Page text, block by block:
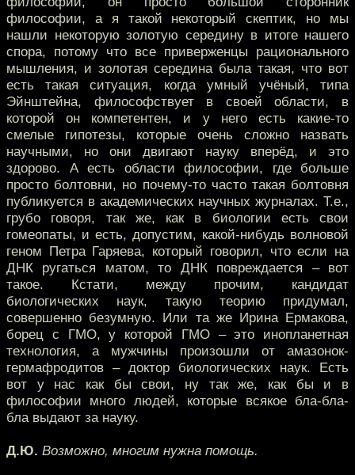
философии, а я такой некоторый скептик, но мы
нашли некоторую золотую середину в итоге нашего
спора, потому что все приверженцы рационального
мышления, и золотая середина была такая, что вот
есть такая ситуация, когда умный учёный, типа
Эйнштейна, философствует в своей области, в
которой он компетентен, и у него есть какие-то
смелые гипотезы, которые очень сложно назвать
научными, но они двигают науку вперёд, и это
здорово. А есть области философии, где больше
просто болтовни, но почему-то часто такая болтовня
публикуется в академических научных журналах. Т.е.,
грубо говоря, так же, как в биологии есть свои
гомеопаты, и есть, допустим, какой-нибудь волновой
геном Петра Гаряева, который говорил, что если на
ДНК ругаться матом, то ДНК повреждается – вот
такое. Кстати, между прочим, кандидат
биологических наук, такую теорию придумал,
совершенно безумную. Или та же Ирина Ермакова,
борец с ГМО, у которой ГМО – это инопланетная
технология, а мужчины произошли от амазонок-
гермафродитов – доктор биологических наук. Есть
вот у нас как бы свои, ну так же, как бы и в
философии много людей, которые всякое бла-бла-
бла выдают за науку.
Д.Ю. Возможно, многим нужна помощь.